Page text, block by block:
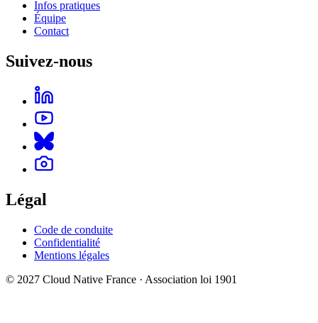
Infos pratiques
Équipe
Contact
Suivez-nous
Légal
Code de conduite
Confidentialité
Mentions légales
© 2027 Cloud Native France · Association loi 1901